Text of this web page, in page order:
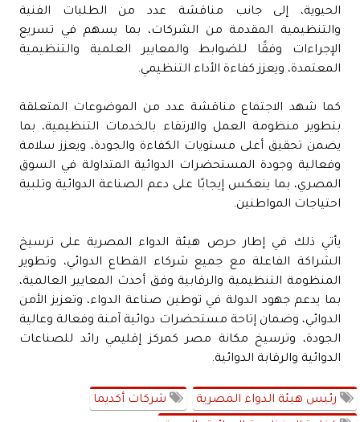
الحيوية، إلى جانب مناقشة عدد من الطلبات الفنية
والتنظيمية المقدمة من الشركات، بما يسهم في تسريع
الإجراءات وفقًا للضوابط والمعايير العلمية والتنظيمية
المعتمدة، ويعزز كفاءة الأداء التنظيمي.
كما شهد الاجتماع مناقشة عدد من الموضوعات المتعلقة
بتطوير منظومة العمل والارتقاء بالخدمات التنظيمية، بما
يضمن تحقيق أعلى مستويات الكفاءة والجودة، ويعزز سلامة
وفعالية وجودة المستحضرات الدوائية المتداولة في السوق
المصري، بما ينعكس إيجابًا على دعم الصناعة الدوائية وتلبية
احتياجات المواطنين.
يأتي ذلك في إطار حرص هيئة الدواء المصرية على ترسيخ
الشراكة الفاعلة مع جميع شركاء القطاع الدوائي، وتطوير
المنظومة التنظيمية والرقابية وفق أحدث المعايير العالمية،
بما يدعم جهود الدولة في توطين صناعة الدواء، وتعزيز الأمن
الدوائي، وضمان إتاحة مستحضرات دوائية آمنة وفعالة وعالية
الجودة، وترسيخ مكانة مصر كمركز إقليمي رائد للصناعات
الدوائية والرقابة الدوائية.
رئيس هيئة الدواء المصرية شركات أكديما